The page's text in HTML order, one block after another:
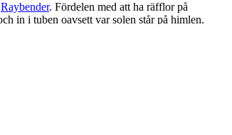
Raybender. Fördelen med att ha räfflor på
in i tuben oavsett var solen står på himlen.